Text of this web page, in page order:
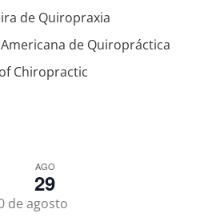
de Quiropraxia
de Quiropráctica
Chiropractic
AGO
29
de agosto